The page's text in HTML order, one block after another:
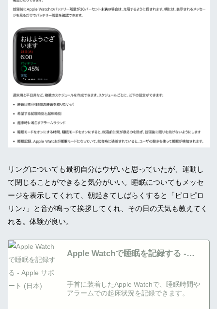
リングについても最初自分はウザいと思っていたが、運動し
て閉じることができると気分がいい。睡眠についてもメッセ
ージを表示してくれて、朝起きてしばらくすると「ピロピロ
リン♪」と音が鳴って挨拶してくれ、その日の天気も教えてく
れる。体験が良い。
Apple Watchで睡眠を記録する -
手首に装着したApple Watchで、睡眠時間や
アラームでの起床状況を記録できます。